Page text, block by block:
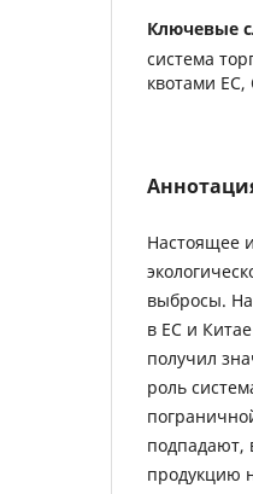
Ключевые
система
квотами ЕС,
Настоящее
выбросы.
в ЕС и
получил
роль
подпадают,
продукцию